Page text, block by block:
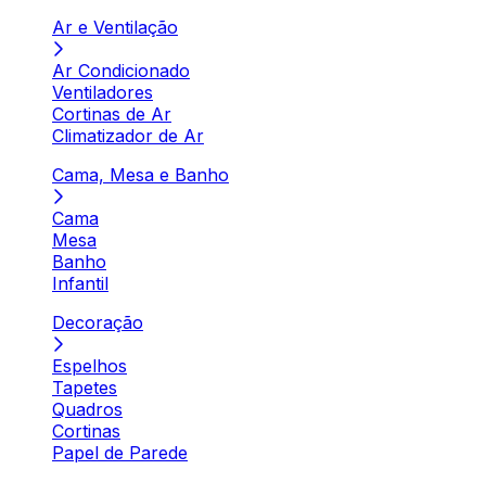
Ar e Ventilação
Ar Condicionado
Ventiladores
Cortinas de Ar
Climatizador de Ar
Cama, Mesa e Banho
Cama
Mesa
Banho
Infantil
Decoração
Espelhos
Tapetes
Quadros
Cortinas
Papel de Parede